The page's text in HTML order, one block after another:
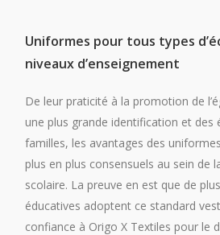
Uniformes pour tous types
niveaux d’enseignement
De leur praticité à la promotion de
une plus grande identification et des
familles, les avantages des
plus en plus consensuels au sein de
scolaire. La preuve en est que de
éducatives adoptent ce standard
confiance à Origo X Textiles pour le